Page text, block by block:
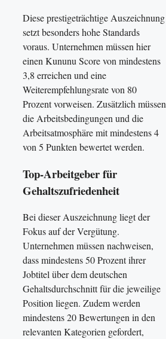
Diese prestigeträchtige Auszeichnung
setzt besonders hohe Standards
voraus. Unternehmen müssen hier
einen Kununu Score von mindestens
3,8 erreichen und eine
Weiterempfehlungsrate von 80
Prozent vorweisen. Zusätzlich müssen
die Arbeitsbedingungen und die
Arbeitsatmosphäre mit mindestens 4
von 5 Punkten bewertet werden.
Top-Arbeitgeber für
Gehaltszufriedenheit
Bei dieser Auszeichnung liegt der
Fokus auf der Vergütung.
Unternehmen müssen nachweisen,
dass mindestens 50 Prozent ihrer
Jobtitel über dem deutschen
Gehaltsdurchschnitt für die jeweilige
Position liegen. Zudem werden
mindestens 20 Bewertungen in den
relevanten Kategorien gefordert,